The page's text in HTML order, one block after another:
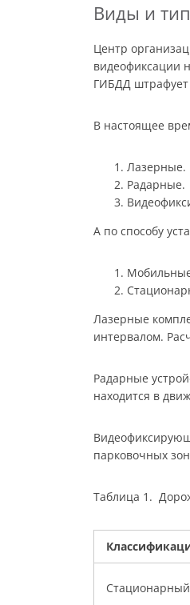
Виды и
Центр
видеофиксации
ГИБДД
В настоящее
Лазерные.
Радарные.
А по способу
Лазерные
интервалом.
Радарные
находится в
парковочных
Таблица 1.